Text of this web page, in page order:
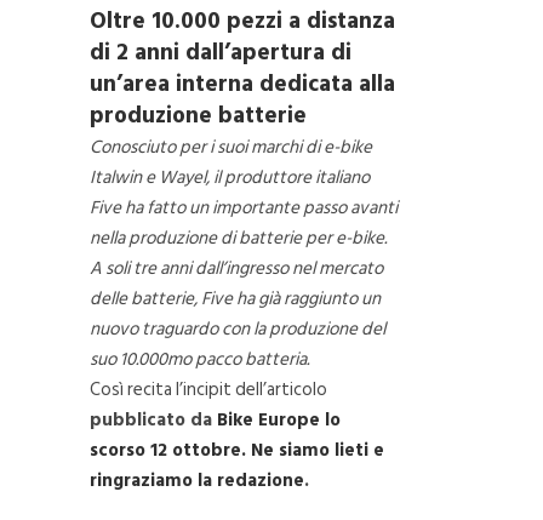
Oltre 10.000 pezzi a distanza
di 2 anni dall’apertura di
un’area interna dedicata alla
produzione batterie
Conosciuto per i suoi marchi di e-bike
Italwin e Wayel, il produttore italiano
Five ha fatto un importante passo avanti
nella produzione di batterie per e-bike.
A soli tre anni dall’ingresso nel mercato
delle batterie, Five ha già raggiunto un
nuovo traguardo con la produzione del
suo 10.000mo pacco batteria.
Così recita l’incipit dell’articolo
pubblicato da Bike Europe lo
scorso 12 ottobre. Ne siamo lieti e
ringraziamo la redazione.